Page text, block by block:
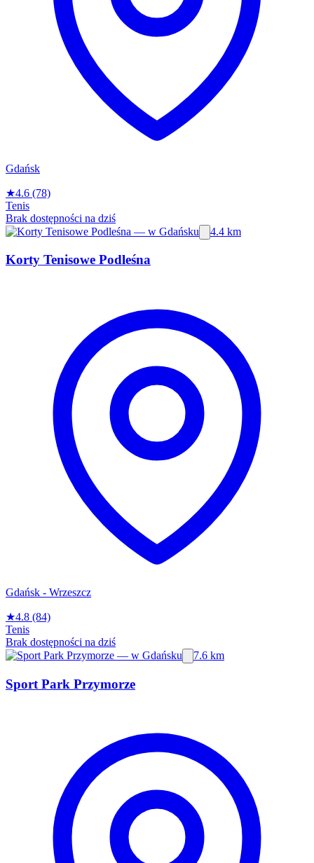
Gdańsk
★4.6 (78)
Tenis
Brak dostępności na dziś
4.4 km
Korty Tenisowe Podleśna
Gdańsk - Wrzeszcz
★4.8 (84)
Tenis
Brak dostępności na dziś
7.6 km
Sport Park Przymorze